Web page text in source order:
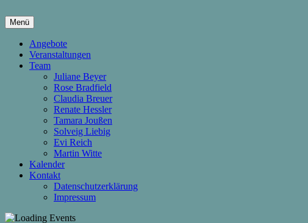
zum
InhaltDie Wachstumsfuge
Menü
Angebote
Veranstaltungen
Team
Juliane Beyer
Rose Bradfield
Claudia Breuer
Renate Hessler
Tamara Joußen
Solveig Liebig
Evi Reich
Martin Witte
Kalender
Kontakt
Datenschutzerklärung
Impressum